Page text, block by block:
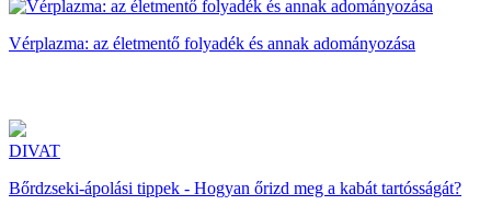
Vérplazma: az életmentő folyadék és annak adományozása
DIVAT
Bőrdzseki-ápolási tippek - Hogyan őrizd meg a kabát tartósságát?